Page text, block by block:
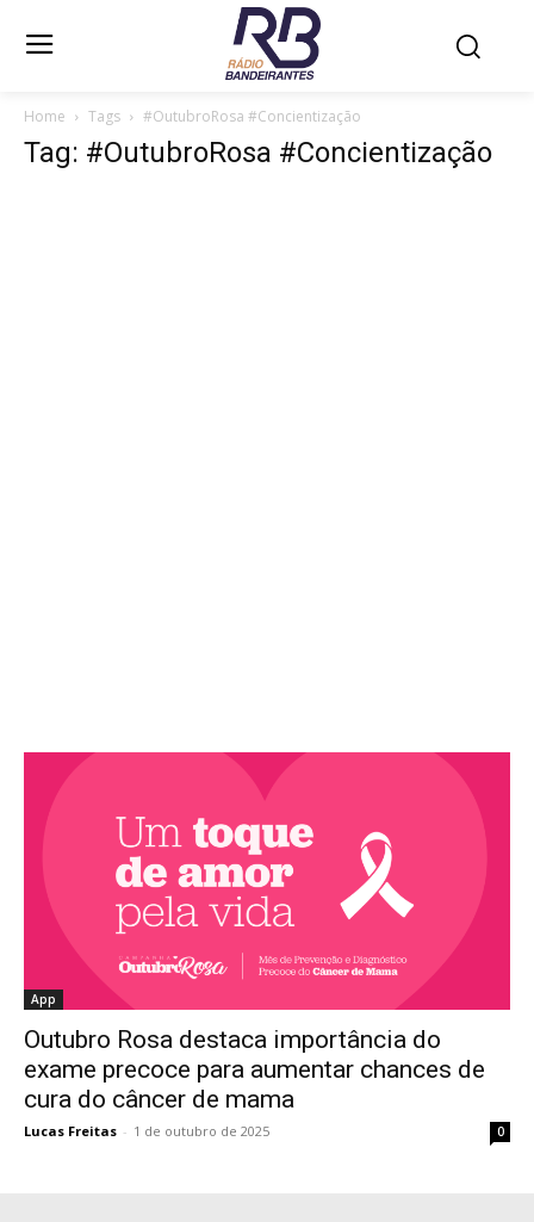
Home Tags #OutubroRosa #Concientização
Tag: #OutubroRosa #Concientização
App
Outubro Rosa destaca importância do
exame precoce para aumentar chances de
cura do câncer de mama
Lucas Freitas - 1 de outubro de 2025 0